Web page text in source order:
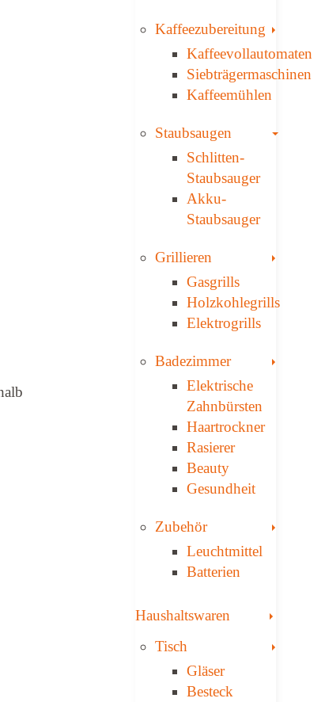
Kaffee­zubereitung
Kaffeevollautomaten
Siebträgermaschinen
Kaffeemühlen
Staubsaugen
Toggle
Schlitten-
Staubsauger
Akku-
Staubsauger
Grillieren
Gasgrills
Holzkohlegrills
Elektrogrills
Badezimmer
Elektrische
Zahnbürsten
Haartrockner
Rasierer
Beauty
Gesundheit
Zubehör
Leuchtmittel
Batterien
Haushaltswaren
Tisch
Gläser
Besteck